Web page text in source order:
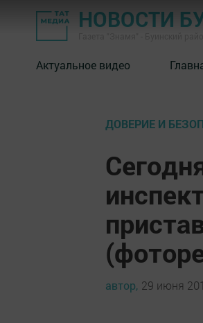
НОВОСТИ
Актуальное видео
ДОВЕРИЕ И
автор, 29 июня